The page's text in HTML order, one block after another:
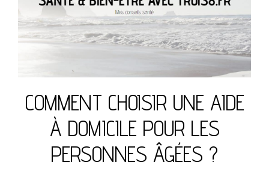
COMMENT CHOISIR UNE AIDE
À DOMICILE POUR LES
PERSONNES ÂGÉES ?